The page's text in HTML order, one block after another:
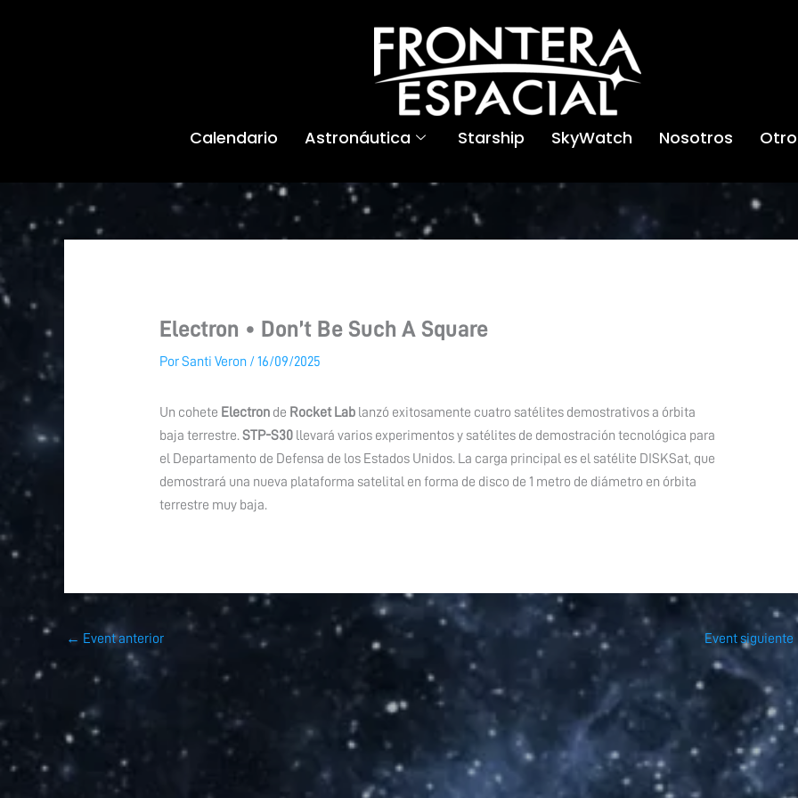
Calendario Astronáutica Starship SkyWatch Nosotros
Electron • Don’t Be Such A Square
PorSanti Veron /16/09/2025
Un cohete Electronde Rocket Lablanzó exitosamente cuatro satélites demostrativos a órbita
baja terrestre.STP-S30 llevará varios experimentos y satélites de demostración tecnológica para
el Departamento de Defensa de los Estados Unidos. La carga principal es el satélite DISKSat, que
demostrará una nueva plataforma satelital en forma de disco de 1 metro de diámetro en órbita
terrestre muy baja.
← Event anterior Event siguiente